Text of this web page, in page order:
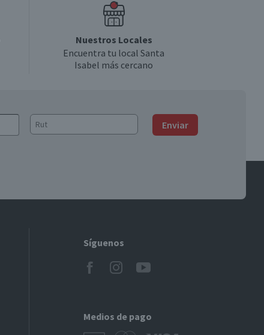
Nuestros Locales
Encuentra tu local Santa
Isabel más cercano
Enviar
Síguenos
Medios de pago